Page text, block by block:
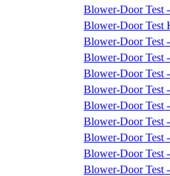
Blower-Door Test
Blower-Door Test
Blower-Door Test
Blower-Door Test
Blower-Door Test
Blower-Door Test
Blower-Door Test
Blower-Door Test
Blower-Door Test
Blower-Door Test
Blower-Door Test